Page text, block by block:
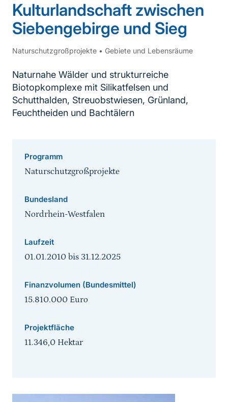
Kulturlandschaft zwischen
Siebengebirge und Sieg
Naturschutzgroßprojekte • Gebiete und Lebensräume
Naturnahe Wälder und strukturreiche
Biotopkomplexe mit Silikatfelsen und
Schutthalden, Streuobstwiesen, Grünland,
Feuchtheiden und Bachtälern
Programm
Naturschutzgroßprojekte
Bundesland
Nordrhein-Westfalen
Laufzeit
01.01.2010 bis 31.12.2025
Finanzvolumen (Bundesmittel)
15.810.000 Euro
Projektfläche
11.346,0 Hektar